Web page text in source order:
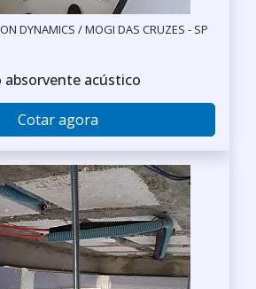
DYNAMICS / MOGI DAS CRUZES - SP
absorvente acústico
Cotar agora